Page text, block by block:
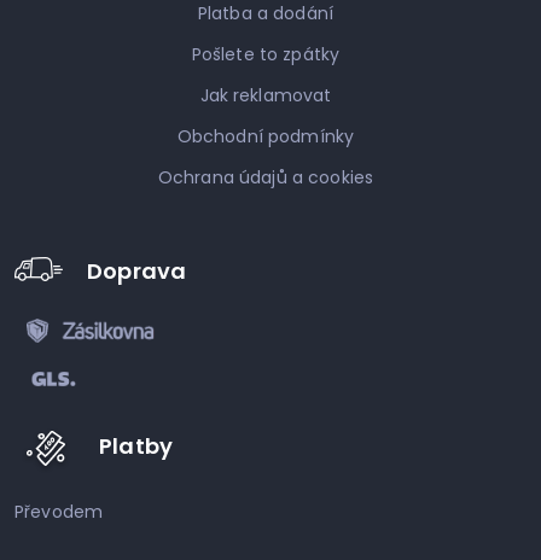
Platba a dodání
Pošlete to zpátky
Jak reklamovat
Obchodní podmínky
Ochrana údajů a cookies
Doprava
Platby
Převodem